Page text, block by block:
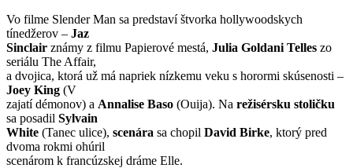
Vo filme Slender Man sa predstaví štvorka hollywoodskych
tínedžerov – Jaz
Sinclair známy z filmu Papierové mestá, Julia Goldani Telles zo
seriálu The Affair,
a dvojica, ktorá už má napriek nízkemu veku s horormi skúsenosti –
Joey King (V
zajatí démonov) a Annalise Baso (Ouija). Na režisérsku stoličku
sa posadil Sylvain
White (Tanec ulice), scenára sa chopil David Birke, ktorý pred
dvoma rokmi ohúril
scenárom k francúzskej dráme Elle.